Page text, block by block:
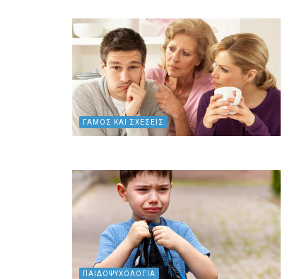
ΓΑΜΟΣ ΚΑΙ ΣΧΕΣΕΙΣ
ΠΑΙΔΟΨΥΧΟΛΟΓΙΑ